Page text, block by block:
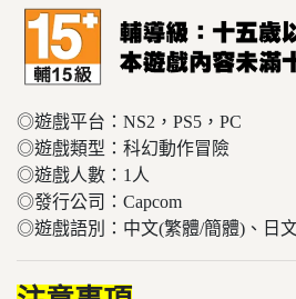
◎遊戲平台：NS2，PS5，PC
◎遊戲類型：科幻動作冒險
◎遊戲人數：1人
◎發行公司：Capcom
◎遊戲語別：中文(繁體/簡體)、日